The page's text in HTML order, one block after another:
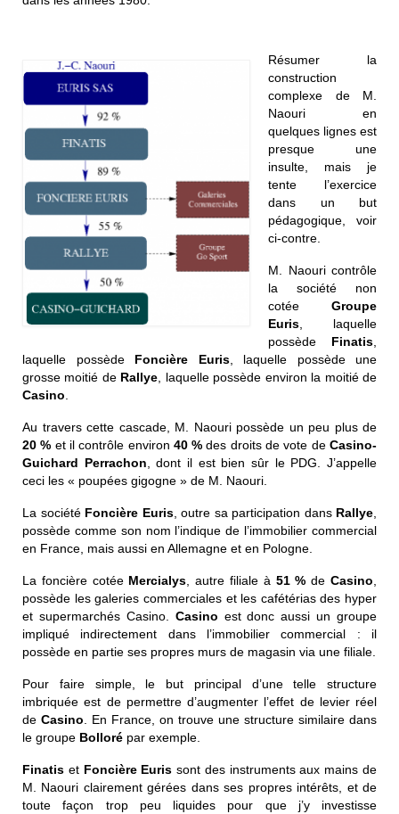
Résumer la
construction
complexe de M.
Naouri en
quelques lignes est
presque une
insulte, mais je
tente l’exercice
dans un but
pédagogique, voir
ci-contre.
M. Naouri contrôle
la société non
cotée Groupe
Euris , laquelle
possède Finatis
laquelle possède Foncière Euris, laquelle possède une
grosse moitié de Rallye , laquelle possède environ la moitié de
Casino
Au travers cette cascade, M. Naouri possède un peu plus de
20 % et il contrôle environ 40 % des droits de vote deCasino-
Guichard Perrachon , dont il est bien sûr le PDG. J’appelle
ceci les « poupées gigogne » de M. Naouri.
La société Foncière Euris, outre sa participation dans Rallye
possède comme son nom l’indique de l’immobilier commercial
en France, mais aussi en Allemagne et en Pologne.
La foncière cotée Mercialys , autre filiale à 51 % deCasino
possède les galeries commerciales et les cafétérias des hyper
et supermarchés Casino. Casino est donc aussi un groupe
impliqué indirectement dans l’immobilier commercial : il
possède en partie ses propres murs de magasin via une filiale.
Pour faire simple, le but principal d’une telle structure
imbriquée est de permettre d’augmenter l’effet de levier réel
de Casino . En France, on trouve une structure similaire dans
le groupe Bolloré par exemple.
Finatis et Foncière Euris sont des instruments aux mains de
M. Naouri clairement gérées dans ses propres intérêts, et de
toute façon trop peu liquides pour que j’y investisse